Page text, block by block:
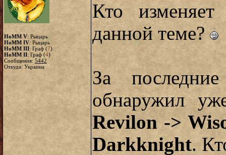
HoMM V: Рыцарь
HoMM IV: Рыцарь
HoMM III: Граф (7)
HoMM II: Граф (4)
Сообщения: 5442
Откуда: Украина
Кто
данной теме?
За
обнаружил
Revilon ->
Darkknight.